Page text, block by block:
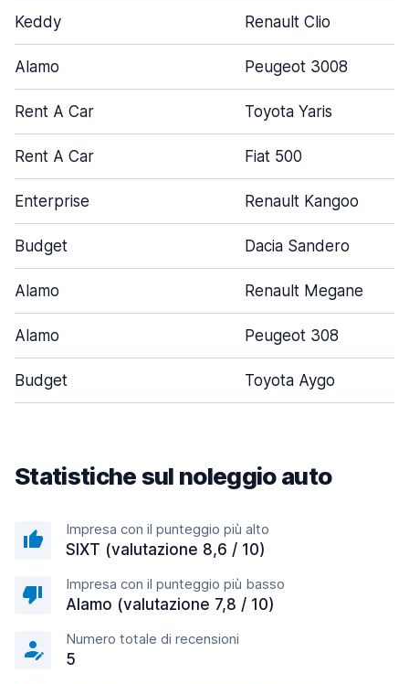
Keddy Renault Clio
Alamo Peugeot 3008
Rent A Car Toyota Yaris
Rent A Car Fiat 500
Enterprise Renault Kangoo
Budget Dacia Sandero
Alamo Renault Megane
Alamo Peugeot 308
Budget Toyota Aygo
Statistiche sul noleggio auto
Impresa con il punteggio più alto
SIXT (valutazione 8,6 / 10)
Impresa con il punteggio più basso
Alamo (valutazione 7,8 / 10)
Numero totale di recensioni
5